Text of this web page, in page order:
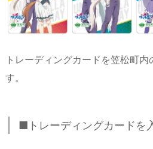
トレーディングカードを笠松町
す。
■トレーディングカードを